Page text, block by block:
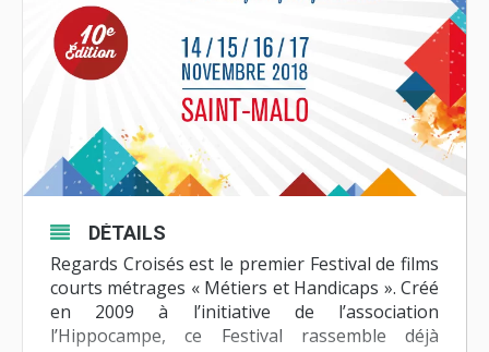
DÉTAILS
Regards Croisés est le premier Festival de films
courts métrages « Métiers et Handicaps ». Créé
en 2009 à l’initiative de l’association
l’Hippocampe, ce Festival rassemble déjà